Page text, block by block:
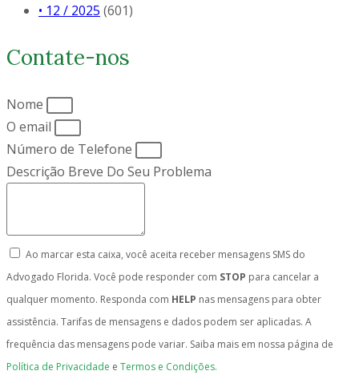
• 12 / 2025 (601)
Contate-nos
Nome
O email
Número de Telefone
Descrição Breve Do Seu Problema
Ao marcar esta caixa, você aceita receber mensagens SMS do
Advogado Florida. Você pode responder com STOP para cancelar a
qualquer momento. Responda com HELP nas mensagens para obter
assistência. Tarifas de mensagens e dados podem ser aplicadas. A
frequência das mensagens pode variar. Saiba mais em nossa página de
Política de Privacidade e Termos e Condições.